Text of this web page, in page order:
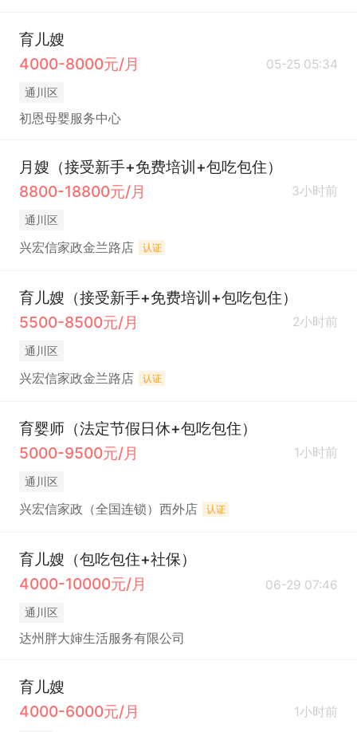
育儿嫂
4000-8000元/月
05-25 05:34
通川区
初恩母婴服务中心
月嫂（接受新手+免费培训+包吃包住）
8800-18800元/月
3小时前
通川区
兴宏信家政金兰路店 认证
育儿嫂（接受新手+免费培训+包吃包住）
5500-8500元/月
2小时前
通川区
兴宏信家政金兰路店 认证
育婴师（法定节假日休+包吃包住）
5000-9500元/月
1小时前
通川区
兴宏信家政（全国连锁）西外店 认证
育儿嫂（包吃包住+社保）
4000-10000元/月
06-29 07:46
通川区
达州胖大婶生活服务有限公司
育儿嫂
4000-6000元/月
1小时前